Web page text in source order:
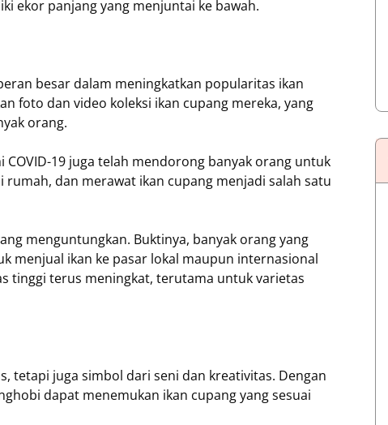
ekor panjang yang menjuntai ke bawah.
besar dalam meningkatkan popularitas ikan
foto dan video koleksi ikan cupang mereka, yang
orang.
19 juga telah mendorong banyak orang untuk
dan merawat ikan cupang menjadi salah satu
menguntungkan. Buktinya, banyak orang yang
menjual ikan ke pasar lokal maupun internasional
tinggi terus meningkat, terutama untuk varietas
tetapi juga simbol dari seni dan kreativitas. Dengan
dapat menemukan ikan cupang yang sesuai